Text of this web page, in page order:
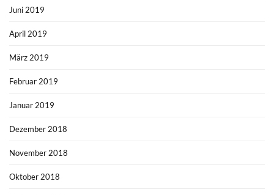
Juni 2019
April 2019
März 2019
Februar 2019
Januar 2019
Dezember 2018
November 2018
Oktober 2018